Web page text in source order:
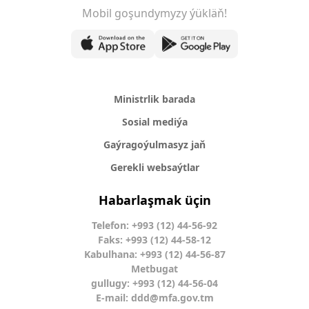
Mobil goşundymyzy ýükläň!
Ministrlik barada
Sosial mediýa
Gaýragoýulmasyz jaň
Gerekli websaýtlar
Habarlaşmak üçin
Telefon: +993 (12) 44-56-92
Faks: +993 (12) 44-58-12
Kabulhana: +993 (12) 44-56-87
Metbugat
gullugy: +993 (12) 44-56-04
E-mail: ddd@mfa.gov.tm